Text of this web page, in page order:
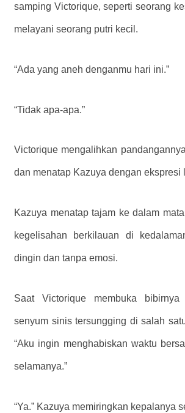
samping Victorique, seperti seorang
melayani seorang putri kecil.
“Ada yang aneh denganmu hari ini.”
“Tidak apa-apa.”
Victorique mengalihkan
dan menatap Kazuya dengan ekspresi
Kazuya menatap tajam ke dalam
kegelisahan berkilauan di
dingin dan tanpa emosi.
Saat Victorique membuka bibirnya
senyum sinis tersungging di salah
“Aku ingin menghabiskan waktu
selamanya.”
“Ya.” Kazuya memiringkan kepalanya